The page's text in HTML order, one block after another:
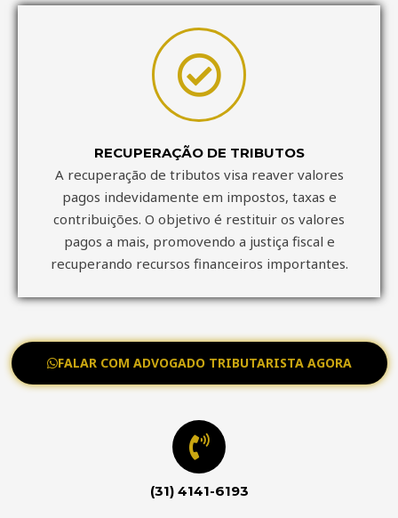
RECUPERAÇÃO DE TRIBUTOS
A recuperação de tributos visa reaver valores
pagos indevidamente em impostos, taxas e
contribuições. O objetivo é restituir os valores
pagos a mais, promovendo a justiça fiscal e
recuperando recursos financeiros importantes.
FALAR COM ADVOGADO TRIBUTARISTA AGORA
(31) 4141-6193